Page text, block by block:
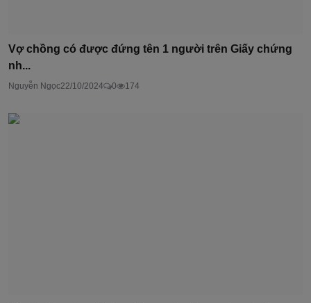
Vợ chồng có được đứng tên 1 người trên Giấy chứng
nh...
Nguyễn Ngọc22/10/2024 0 174